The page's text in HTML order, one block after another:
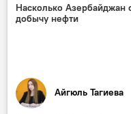
Насколько Азербайджан
добычу нефти
Айгюль Тагиева